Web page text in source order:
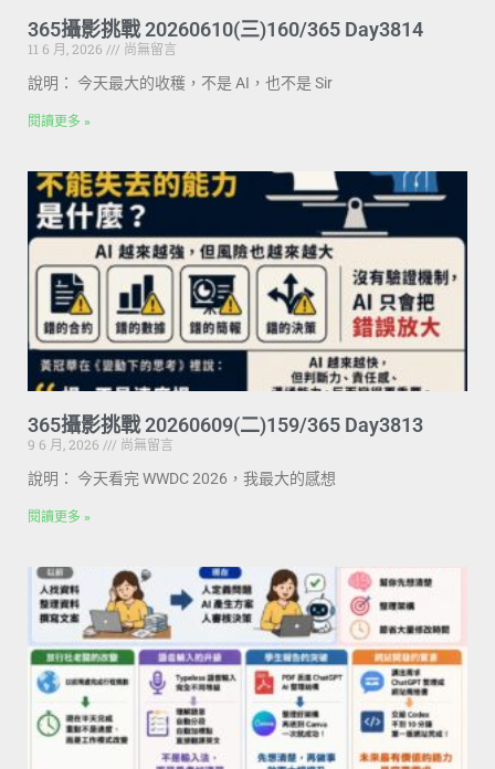
365攝影挑戰 20260610(三)160/365 Day3814
11 6 月, 2026
尚無留言
說明： 今天最大的收穫，不是 AI，也不是 Sir
閱讀更多 »
365攝影挑戰 20260609(二)159/365 Day3813
9 6 月, 2026
尚無留言
說明： 今天看完 WWDC 2026，我最大的感想
閱讀更多 »